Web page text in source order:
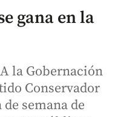
gana en la
la Gobernación
Conservador
semana de